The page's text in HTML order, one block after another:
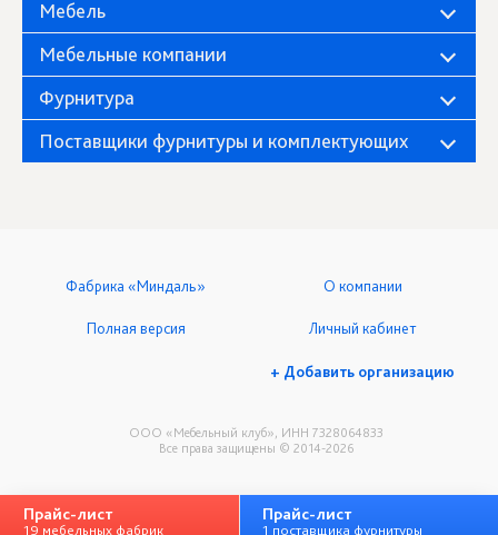
Мебель
Мебельные компании
Фурнитура
Поставщики фурнитуры и комплектующих
ООО «Мебельный клуб», ИНН 7328064833
Все права защищены © 2014-2026
Фабрика «Миндаль» О компании
Полная версия Личный кабинет
+ Добавить организацию
Прайс-лист
19 мебельных фабрик
Прайс-лист
1 поставщика фурнитуры